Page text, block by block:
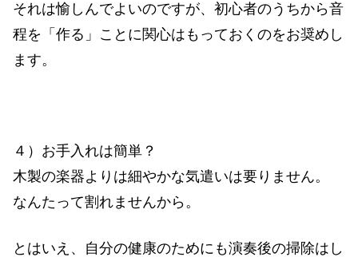
それは愉しんでよいのですが、初心者のうちから音
程を「作る」ことに関心はもっておくのをお奨めし
ます。
４）お手入れは簡単？
木製の楽器よりは細やかな気遣いは要りません。
なんたって割れませんから。
とはいえ、自分の健康のためにも演奏後の掃除はし